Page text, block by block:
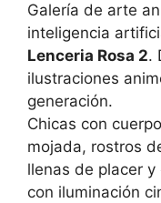
Galería de arte
inteligencia
Lenceria Rosa 2.
ilustraciones
generación.
Chicas con
mojada, rostros
llenas de placer
con iluminación